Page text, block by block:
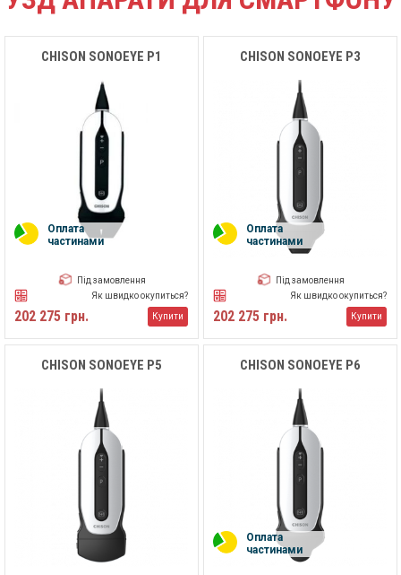
CHISON SONOEYE P1
Оплата
частинами
Під замовлення
Як швидко окупиться?
202 275 грн. Купити
CHISON SONOEYE P3
Оплата
частинами
Під замовлення
Як швидко окупиться?
202 275 грн. Купити
CHISON SONOEYE P5 CHISON SONOEYE P6
Оплата
частинами